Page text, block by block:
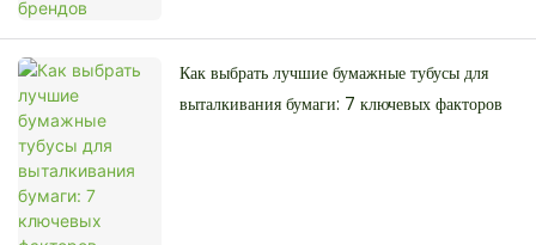
Как выбрать лучшие бумажные тубусы для
выталкивания бумаги: 7 ключевых факторов